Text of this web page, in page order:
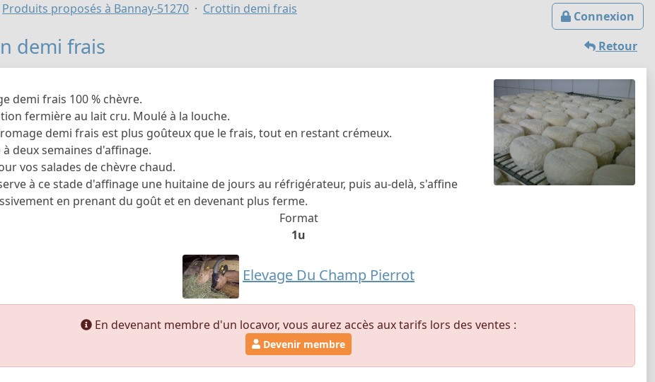
Connexion
Produits proposés à Bannay-51270 Crottin demi frais
Retour
demi frais
demi frais 100 % chèvre.
fermière au lait cru. Moulé à la louche.
demi frais est plus goûteux que le frais, tout en restant crémeux.
à deux semaines d'affinage.
vos salades de chèvre chaud.
à ce stade d'affinage une huitaine de jours au réfrigérateur, puis au-delà, s'affine
en prenant du goût et en devenant plus ferme.
Format
1u
Elevage Du Champ Pierrot
En devenant membre d'un locavor, vous aurez accès aux tarifs lors des ventes :
Devenir membre